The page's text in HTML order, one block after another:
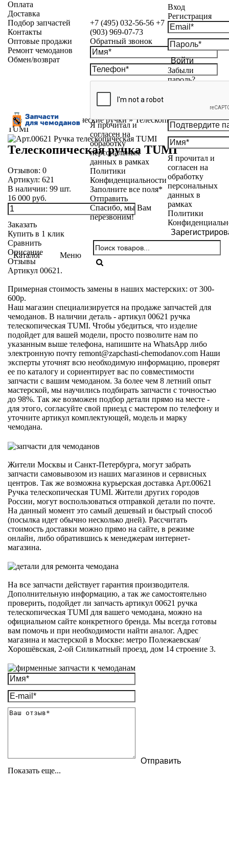
+7 (495) 032-56-56 +7
(903) 969-07-73
Обратный звонок
Я прочитал и
согласен на
обработку
персональных
данных в рамках
Политики
Конфиденциальности
Заполните все поля*
Отправить
Спасибо, мы Вам
перезвоним!
Вход
Регистрация
Войти
Забыли
пароль?
Я прочитал и
согласен на
обработку
персональных
данных в
рамках
Политики
Каталог Меню
Оплата
Доставка
Подбор запчастей
Контакты
Оптовые продажи
Ремонт чемоданов
Обмен/возврат
Каталог»Телескопические ручки»Телескопическая ручка
TUMI
Телескопическая ручка TUMI
Отзывов: 0
Артикул: 621
В наличии: 99 шт.
16 000 руб.
Заказать
Купить в 1 клик
Сравнить
Описание
Отзывы
Артикул 00621.
Примерная стоимость замены в наших мастерских: от 300-
600р.
Наш магазин специализируется на продаже запчастей для
чемоданов. В наличии деталь - артикул 00621 ручка
телескопическая TUMI. Чтобы убедиться, что изделие
подойдет для вашей модели, просто позволите нам по
указанным выше телефона, напишите на WhatsApp либо
электронную почту remont@zapchasti-chemodanov.com Наши
эксперты уточнят всю необходимую информацию, проверят
ее по каталогу и сориентирует вас по совместимости
запчасти с вашим чемоданом. За более чем 8 летний опыт
мастерской, мы научились подбирать запчасти с точностью
до 98%. Так же возможен подбор детали прямо на месте -
для этого, согласуйте свой приезд с мастером по телефону и
уточните артикул комплектующей, модель и марку
чемодана.
Жители Москвы и Санкт-Петербурга, могут забрать
запчасти самовывозом из наших магазинов и сервисных
центров. Так же возможна курьерская доставка Арт.00621
Ручка телескопическая TUMI. Жители других городов
России, могут воспользоваться отправкой детали по почте.
На данный момент это самый дешевый и быстрый способ
(посылка идет обычно несколько дней). Рассчитать
стоимость доставки можно прямо на сайте, в режиме
онлайн, либо обратившись к менеджерам интернет-
магазина.
На все запчасти действует гарантия производителя.
Дополнительную информацию, а так же самостоятельно
проверить, подойдет ли запчасть артикул 00621 ручка
телескопическая TUMI для вашего чемодана, можно на
официальном сайте конкретного бренда. Мы всегда готовы
вам помочь и при необходимости найти аналог. Адрес
магазина и мастерской в Москве: метро Полежаевская/
Хорошёвская, 2-ой Силикатный проезд, дом 14 строение 3.
Показать еще...